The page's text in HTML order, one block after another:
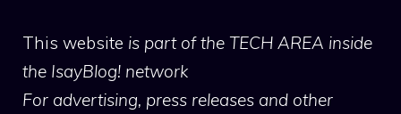
This website is part of the TECH AREA inside
the IsayBlog! network
For advertising, press releases and other